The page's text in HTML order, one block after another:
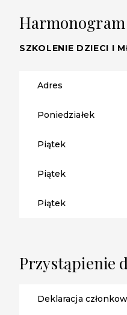
Harmonogram
SZKOLENIE DZIECI I
Adres
Poniedziałek
Piątek
Piątek
Piątek
Przystąpienie
Deklaracja